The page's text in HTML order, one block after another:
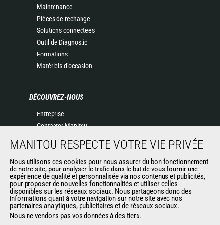
Maintenance
Pièces de rechange
Solutions connectées
Outil de Diagnostic
Formations
Matériels d'occasion
DÉCOUVREZ-NOUS
Entreprise
Contacter Manitou
Politique de protection des données
Evénements
Actualités
Historique
AUTRES SITES DU GROUPE
MANITOU RESPECTE VOTRE VIE PRIVÉE
Nous utilisons des cookies pour nous assurer du bon fonctionnement
de notre site, pour analyser le trafic dans le but de vous fournir une
expérience de qualité et personnalisée via nos contenus et publicités,
pour proposer de nouvelles fonctionnalités et utiliser celles
disponibles sur les réseaux sociaux. Nous partageons donc des
informations quant à votre navigation sur notre site avec nos
partenaires analytiques, publicitaires et de réseaux sociaux.
Nous ne vendons pas vos données à des tiers.